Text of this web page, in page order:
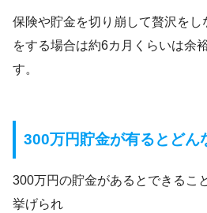
保険や貯金を切り崩して贅沢を
をする場合は約6カ月くらいは余
す。
300万円貯金が有るとどん
300万円の貯金があるとできるこ
挙げられ